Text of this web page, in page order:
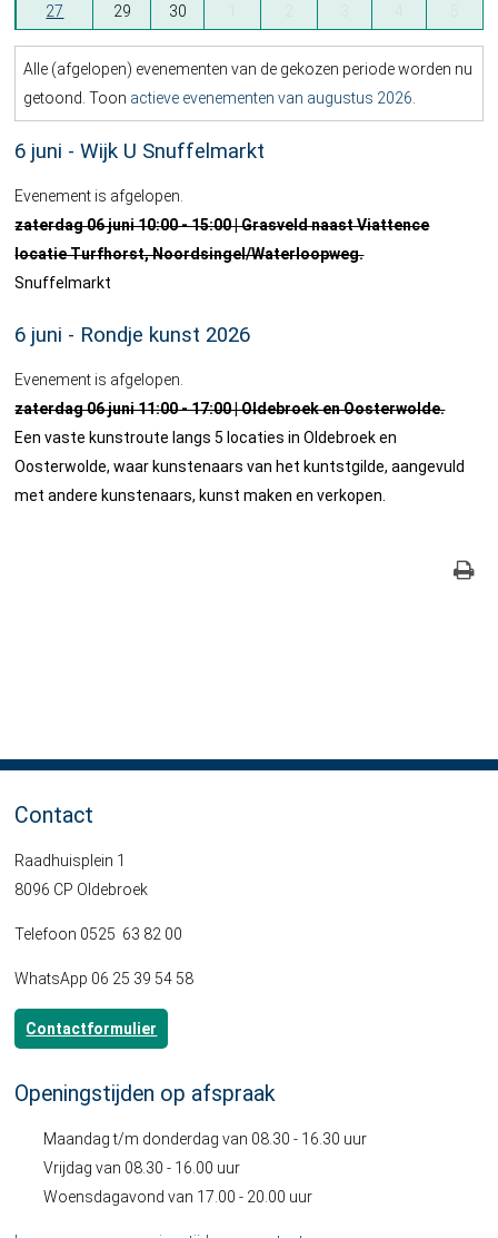
27 29 30
Alle (afgelopen) evenementen van de gekozen periode worden nu
getoond. Toon actieve evenementen van augustus 2026
6 juni - Wijk U Snuffelmarkt
Evenement is afgelopen.
zaterdag 06 juni 10:00 - 15:00 | Grasveld naast Viattence
locatie Turfhorst, Noordsingel/Waterloopweg.
Snuffelmarkt
6 juni - Rondje kunst 2026
Evenement is afgelopen.
zaterdag 06 juni 11:00 - 17:00 | Oldebroek en Oosterwolde.
Een vaste kunstroute langs 5 locaties in Oldebroek en
Oosterwolde, waar kunstenaars van het kuntstgilde, aangevuld
met andere kunstenaars, kunst maken en verkopen.
Contact
Raadhuisplein 1
8096 CP Oldebroek
Telefoon 0525 63 82 00
WhatsApp 06 25 39 54 58
Contactformulier
Openingstijden op afspraak
Maandag t/m donderdag van 08.30 - 16.30 uur
Vrijdag van 08.30 - 16.00 uur
Woensdagavond van 17.00 - 20.00 uur